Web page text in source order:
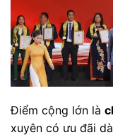
Điểm cộng lớn là
xuyên có ưu đãi